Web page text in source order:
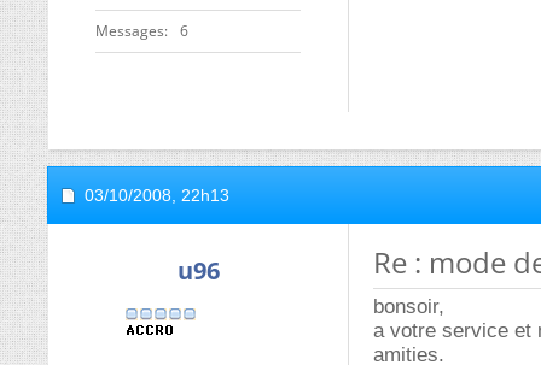
Messages 6
03/10/2008, 22h13
u96 Re : mode
bonsoir,
a votre service et
amities.